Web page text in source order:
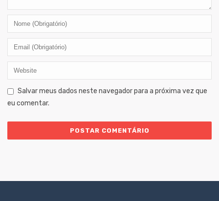
Salvar meus dados neste navegador para a próxima vez que
eu comentar.